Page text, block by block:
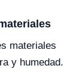
materiales
y humedad.